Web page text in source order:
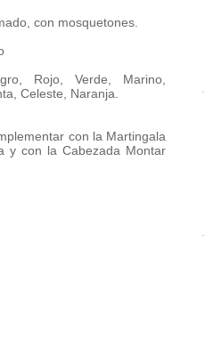
con mosquetones.
Rojo, Verde, Marino,
Celeste, Naranja.
con la Martingala
y con la Cabezada Montar